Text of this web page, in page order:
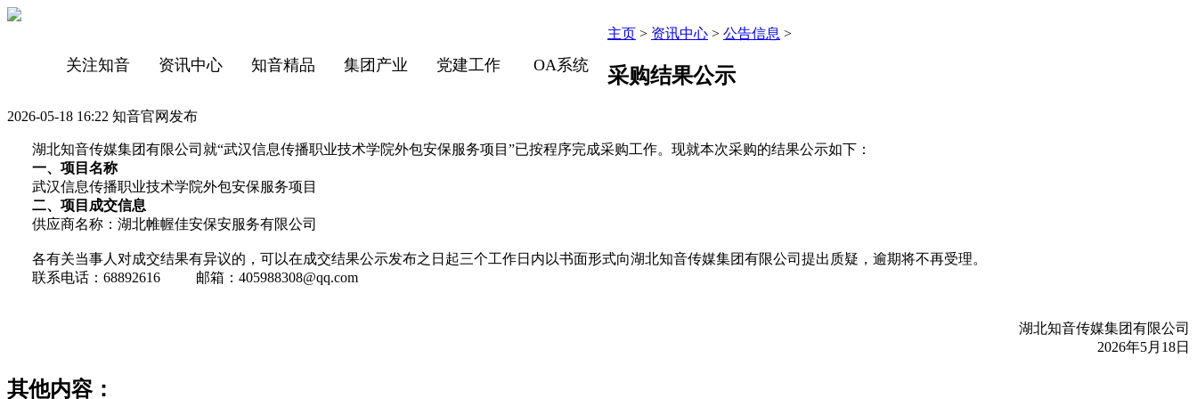
关注知音 资讯中心 知音精品 集团产业 党建工作 OA系统
主页 > 资讯中心 > 公告信息 >
采购结果公示
2026-05-18 16:22 知音官网发布
湖北知音传媒集团有限公司就“武汉信息传播职业技术学院外包安保服务项目”已按程序完成采购工作。现就本次采购的结果公示如下：
一、项目名称
武汉信息传播职业技术学院外包安保服务项目
二、项目成交信息
供应商名称：湖北帷幄佳安保安服务有限公司
各有关当事人对成交结果有异议的，可以在成交结果公示发布之日起三个工作日内以书面形式向湖北知音传媒集团有限公司提出质疑，逾期将不再受理。
联系电话：68892616 邮箱：405988308@qq.com
湖北知音传媒集团有限公司
2026年5月18日
其他内容：